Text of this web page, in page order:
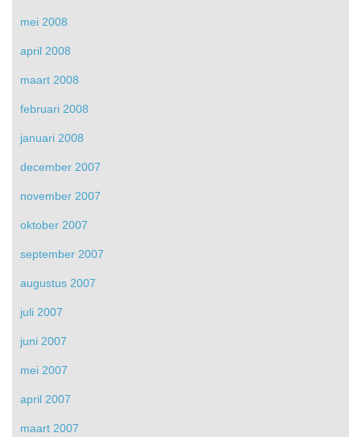
mei 2008
april 2008
maart 2008
februari 2008
januari 2008
december 2007
november 2007
oktober 2007
september 2007
augustus 2007
juli 2007
juni 2007
mei 2007
april 2007
maart 2007